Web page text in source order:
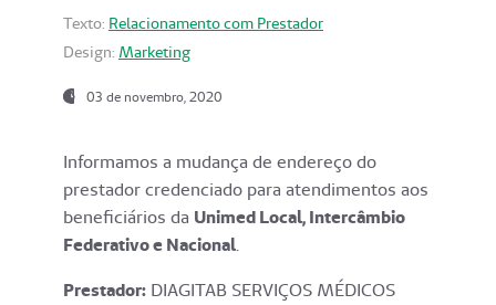
Texto: Relacionamento com Prestador
Design: Marketing
03 de novembro, 2020
Informamos a mudança de endereço do
prestador credenciado para atendimentos aos
beneficiários da Unimed Local, Intercâmbio
Federativo e Nacional.
Prestador: DIAGITAB SERVIÇOS MÉDICOS